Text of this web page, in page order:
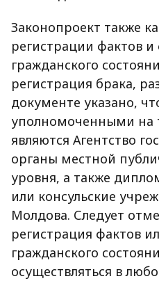
Законопроект также
регистрации фактов и
гражданского
регистрация брака,
документе указано,
уполномоченными на
являются Агентство
органы местной
уровня, а также
или консульские
Молдова. Следует
регистрация фактов
гражданского
осуществляться в